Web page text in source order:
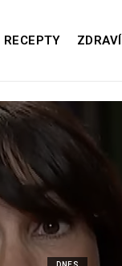
RECEPTY ZDRAVÍ